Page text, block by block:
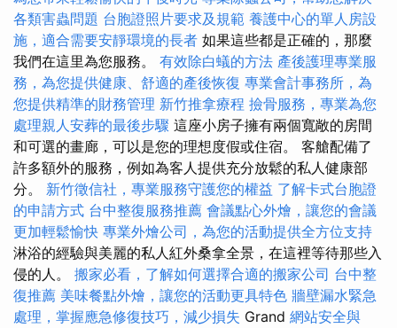
各類害蟲問題 台胞證照片要求及規範 養護中心的單人房設
施，適合需要安靜環境的長者 如果這些都是正確的，那麼
我們在這里為您服務。 有效除白蟻的方法 產後護理專業服
務，為您提供健康、舒適的產後恢復 專業會計事務所，為
您提供精準的財務管理 新竹推拿療程 撿骨服務，專業為您
處理親人安葬的最後步驟 這座小房子擁有兩個寬敞的房間
和可選的畫廊，可以是您的理想度假或住宿。 客艙配備了
許多額外的服務，例如為客人提供充分放鬆的私人健康部
分。 新竹徵信社，專業服務守護您的權益 了解卡式台胞證
的申請方式 台中整復服務推薦 會議點心外燴，讓您的會議
更加輕鬆愉快 專業外燴公司，為您的活動提供全方位支持
淋浴的經驗與美麗的私人紅外桑拿全景，在這裡等待那些入
侵的人。 搬家必看，了解如何選擇合適的搬家公司 台中整
復推薦 美味餐點外燴，讓您的活動更具特色 牆壁漏水緊急
處理，掌握應急修復技巧，減少損失 Grand 網站安全與